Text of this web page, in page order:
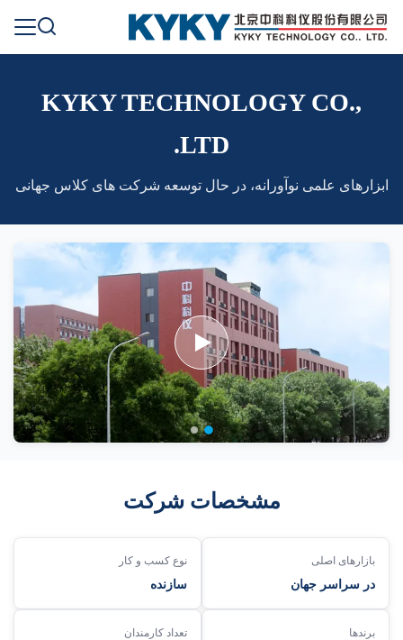
KYKY TECHNOLOGY CO.,
LTD.
ابزارهای علمی نوآورانه، در حال توسعه شرکت های کلاس جهانی
مشخصات شرکت
بازارهای اصلی
در سراسر جهان
نوع کسب و کار
سازنده
برندها تعداد کارمندان